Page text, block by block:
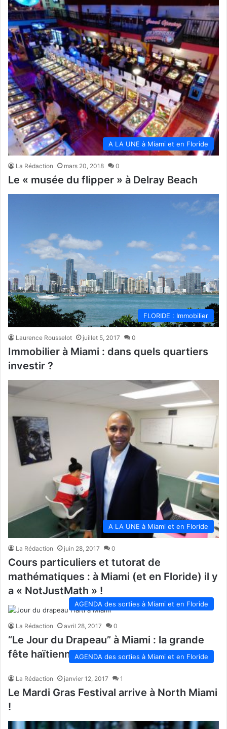
A LA UNE à Miami et en Floride
La Rédaction mars 20, 2018 0
Le « musée du flipper » à Delray Beach
FLORIDE : Immobilier
Laurence Rousselot juillet 5, 2017 0
Immobilier à Miami : dans quels quartiers
investir ?
A LA UNE à Miami et en Floride
La Rédaction juin 28, 2017 0
Cours particuliers et tutorat de
mathématiques : à Miami (et en Floride) il y
a « NotJustMath » !
AGENDA des sorties à Miami et en Floride
La Rédaction avril 28, 2017 0
“Le Jour du Drapeau” à Miami : la grande
fête haïtienne durant tout le mois de mai !
AGENDA des sorties à Miami et en Floride
La Rédaction janvier 12, 2017 1
Le Mardi Gras Festival arrive à North Miami
!